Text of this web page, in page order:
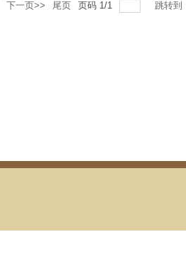
下一页>> 尾页 页码 1/1 跳转到